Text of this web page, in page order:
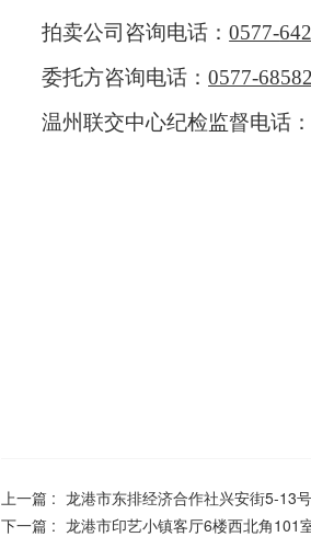
拍卖公司咨询电话：0577-
委托方咨询电话：0577-
温州联交中心纪检监督电话
上一篇 : 龙港市东排经济合作社兴安街5-13
下一篇 : 龙港市印艺小镇客厅6楼西北角101